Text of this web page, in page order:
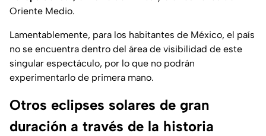
Oriente Medio.
Lamentablemente, para los habitantes de México, el país
no se encuentra dentro del área de visibilidad de este
singular espectáculo, por lo que no podrán
experimentarlo de primera mano.
Otros eclipses solares de gran
duración a través de la historia